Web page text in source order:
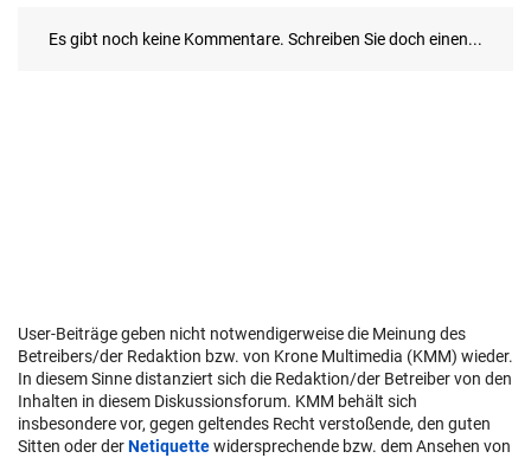
User-Beiträge geben nicht notwendigerweise die Meinung des
Betreibers/der Redaktion bzw. von Krone Multimedia (KMM) wieder.
In diesem Sinne distanziert sich die Redaktion/der Betreiber von den
Inhalten in diesem Diskussionsforum. KMM behält sich
insbesondere vor, gegen geltendes Recht verstoßende, den guten
Sitten oder derNetiquettewidersprechende bzw. dem Ansehen von